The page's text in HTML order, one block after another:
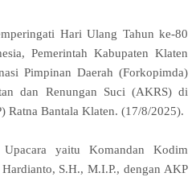
Hari Ulang Tahun ke-80
Pemerintah Kabupaten Klaten
Pimpinan Daerah (Forkopimda)
dan Renungan Suci (AKRS) di
Ratna Bantala Klaten. (17/8/2025).
yaitu Komandan Kodim
S.H., M.I.P., dengan AKP